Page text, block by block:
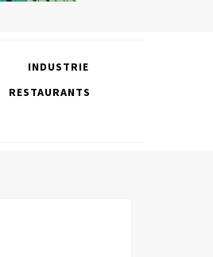
INDUSTRIE
RESTAURANTS